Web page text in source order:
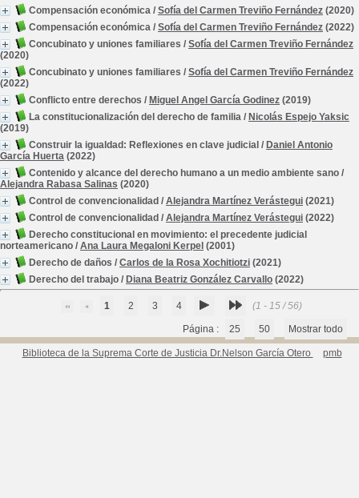
Compensación económica / Sofía del Carmen Treviño Fernández (2020)
Compensación económica / Sofía del Carmen Treviño Fernández (2022)
Concubinato y uniones familiares / Sofía del Carmen Treviño Fernández
(2020)
Concubinato y uniones familiares / Sofía del Carmen Treviño Fernández
(2022)
Conflicto entre derechos / Miguel Angel García Godinez (2019)
La constitucionalización del derecho de familia / Nicolás Espejo Yaksic
(2019)
Construir la igualdad: Reflexiones en clave judicial / Daniel Antonio
García Huerta (2022)
Contenido y alcance del derecho humano a un medio ambiente sano /
Alejandra Rabasa Salinas (2020)
Control de convencionalidad / Alejandra Martínez Verástegui (2021)
Control de convencionalidad / Alejandra Martínez Verástegui (2022)
Derecho constitucional en movimiento: el precedente judicial
norteamericano / Ana Laura Megaloni Kerpel (2001)
Derecho de daños / Carlos de la Rosa Xochitiotzi (2021)
Derecho del trabajo / Diana Beatriz González Carvallo (2022)
1 2 3 4 (1 - 15 / 56)
Página : 25 50 Mostrar todo
Biblioteca de la Suprema Corte de Justicia Dr.Nelson García Otero pmb